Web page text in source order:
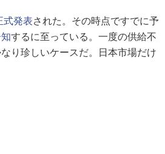
式発表された。その時点ですでに予
するに至っている。一度の供給不
り珍しいケースだ。日本市場だけ